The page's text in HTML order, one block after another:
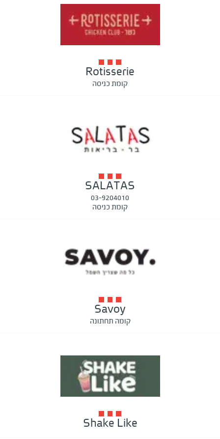
Rotisserie
קומת כניסה
SALATAS
03-9204010
קומת כניסה
Savoy
קומה תחתונה
Shake Like